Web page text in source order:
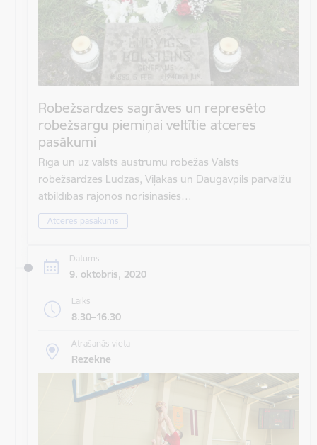
Robežsardzes sagrāves un represēto
robežsargu piemiņai veltītie atceres
pasākumi
Rīgā un uz valsts austrumu robežas Valsts
robežsardzes Ludzas, Viļakas un Daugavpils pārvalžu
atbildības rajonos norisināsies…
Atceres pasākums
Datums
9. oktobris, 2020
Laiks
8.30–16.30
Atrašanās vieta
Rēzekne